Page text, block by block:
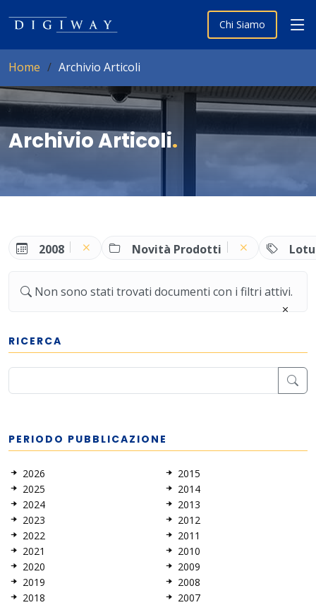
Chi Siamo
Home Archivio Articoli
Archivio Articoli.
2008 Novità Prodotti
Non sono stati trovati documenti con i filtri attivi.
RICERCA
PERIODO PUBBLICAZIONE
2026
2025
2024
2023
2022
2021
2020
2019
2018
2015
2014
2013
2012
2011
2010
2009
2008
2007